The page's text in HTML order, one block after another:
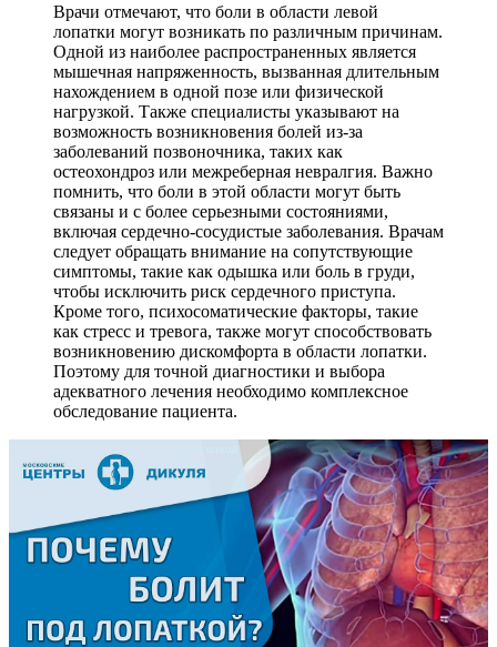
Врачи отмечают, что боли в области левой
лопатки могут возникать по различным причинам.
Одной из наиболее распространенных является
мышечная напряженность, вызванная длительным
нахождением в одной позе или физической
нагрузкой. Также специалисты указывают на
возможность возникновения болей из-за
заболеваний позвоночника, таких как
остеохондроз или межреберная невралгия. Важно
помнить, что боли в этой области могут быть
связаны и с более серьезными состояниями,
включая сердечно-сосудистые заболевания. Врачам
следует обращать внимание на сопутствующие
симптомы, такие как одышка или боль в груди,
чтобы исключить риск сердечного приступа.
Кроме того, психосоматические факторы, такие
как стресс и тревога, также могут способствовать
возникновению дискомфорта в области лопатки.
Поэтому для точной диагностики и выбора
адекватного лечения необходимо комплексное
обследование пациента.